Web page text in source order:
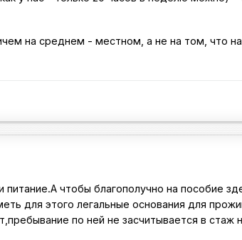
на среднем - местном, а не на том, что
чтобы благополучно на пособие
для этого легальные основания для
по ней не засчитывается в стаж